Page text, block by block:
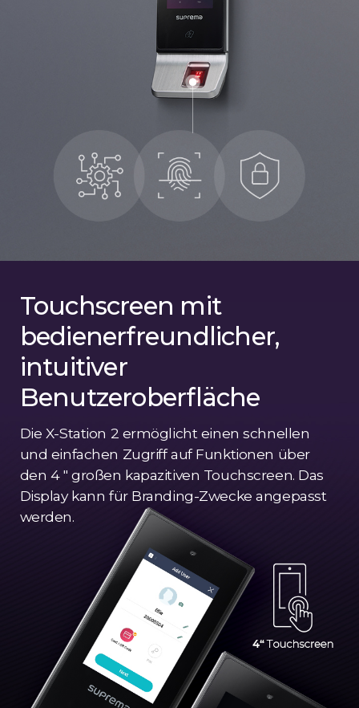
Touchscreen mit
bedienerfreundlicher,
intuitiver
Benutzeroberfläche
Die X-Station 2 ermöglicht einen schnellen
und einfachen Zugriff auf Funktionen über
den 4 " großen kapazitiven Touchscreen. Das
Display kann für Branding-Zwecke angepasst
werden.